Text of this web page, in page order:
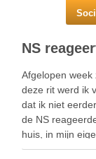
NS
Afgelopen week
deze rit werd ik
dat ik niet
de NS
huis, in mijn